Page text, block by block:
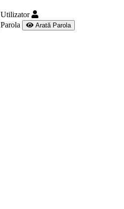
Utilizator
Parola
Arată Parola